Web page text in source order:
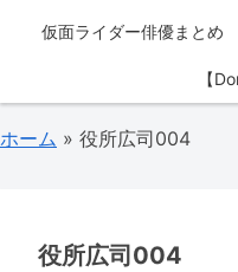
仮面ライダー俳優まとめ
【
ホーム » 役所広司004
役所広司004